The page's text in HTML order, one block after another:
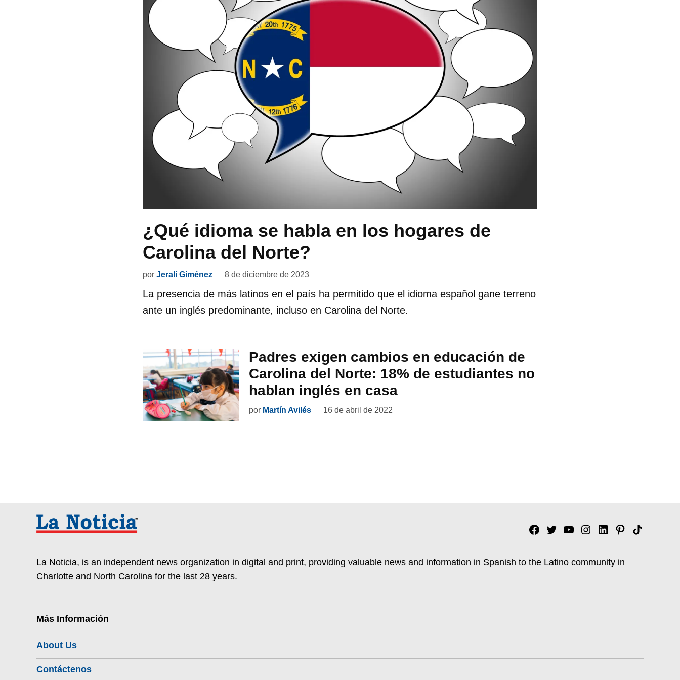
¿Qué idioma se habla en los hogares de
Carolina del Norte?
por Jeralí Giménez 8 de diciembre de 2023
La presencia de más latinos en el país ha permitido que el idioma español gane terreno
ante un inglés predominante, incluso en Carolina del Norte.
Padres exigen cambios en educación de
Carolina del Norte: 18% de estudiantes no
hablan inglés en casa
por Martín Avilés 16 de abril de 2022
Facebook
TwitterYouTubeInstagram
Linkedin
Pinterest
Tik
La Noticia, is an independent news organization in digital and print, providing valuable news and information in Spanish to the Latino community in
Charlotte and North Carolina for the last 28 years.
Más Información
About Us
Contáctenos